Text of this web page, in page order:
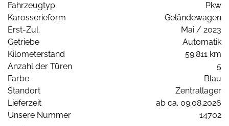
Fahrzeugtyp
Pkw
Karosserieform
Geländewagen
Erst-Zul.
Mai / 2023
Getriebe
Automatik
Kilometerstand
59.811 km
Anzahl der Türen
5
Farbe
Blau
Standort
Zentrallager
Lieferzeit
ab ca. 09.08.2026
Unsere Nummer
14702